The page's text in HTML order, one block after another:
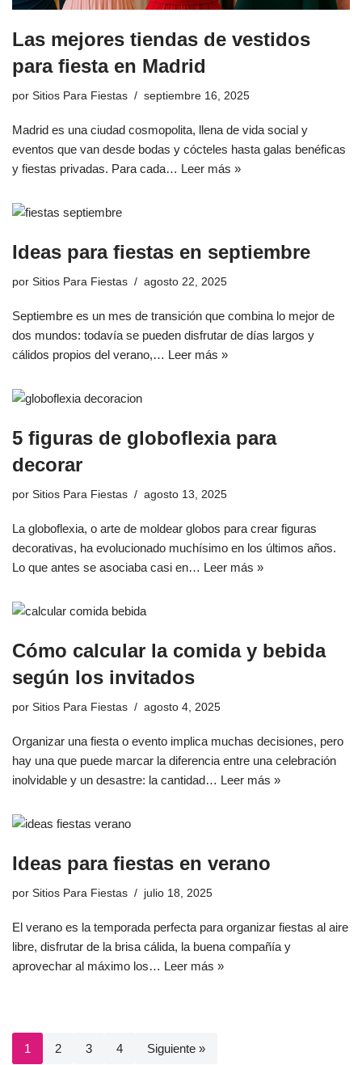
Las mejores tiendas de vestidos
para fiesta en Madrid
por Sitios Para Fiestas septiembre 16, 2025
Madrid es una ciudad cosmopolita, llena de vida social y
eventos que van desde bodas y cócteles hasta galas benéficas
y fiestas privadas. Para cada… Leer más »
Ideas para fiestas en septiembre
por Sitios Para Fiestas agosto 22, 2025
Septiembre es un mes de transición que combina lo mejor de
dos mundos: todavía se pueden disfrutar de días largos y
cálidos propios del verano,… Leer más »
5 figuras de globoflexia para
decorar
por Sitios Para Fiestas agosto 13, 2025
La globoflexia, o arte de moldear globos para crear figuras
decorativas, ha evolucionado muchísimo en los últimos años.
Lo que antes se asociaba casi en… Leer más »
Cómo calcular la comida y bebida
según los invitados
por Sitios Para Fiestas agosto 4, 2025
Organizar una fiesta o evento implica muchas decisiones, pero
hay una que puede marcar la diferencia entre una celebración
inolvidable y un desastre: la cantidad… Leer más »
Ideas para fiestas en verano
por Sitios Para Fiestas julio 18, 2025
El verano es la temporada perfecta para organizar fiestas al aire
libre, disfrutar de la brisa cálida, la buena compañía y
aprovechar al máximo los… Leer más »
1 2 3 4 Siguiente »